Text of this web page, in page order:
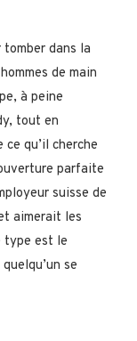
dans la
de main
à peine
tout en
qu’il cherche
parfaite
suisse de
aimerait les
type est le
se